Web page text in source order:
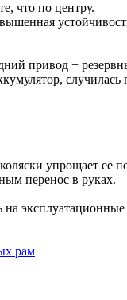
что по центру.
привод +
упрощает ее
перенос в руках.
эксплуатационные
рам